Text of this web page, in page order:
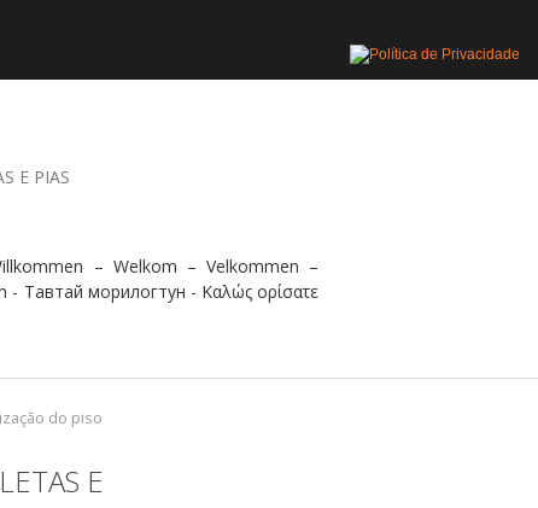
E PIAS
– Welkom – Velkommen –
Тавтай морилогтун - Καλώς ορίσατε
do piso
E